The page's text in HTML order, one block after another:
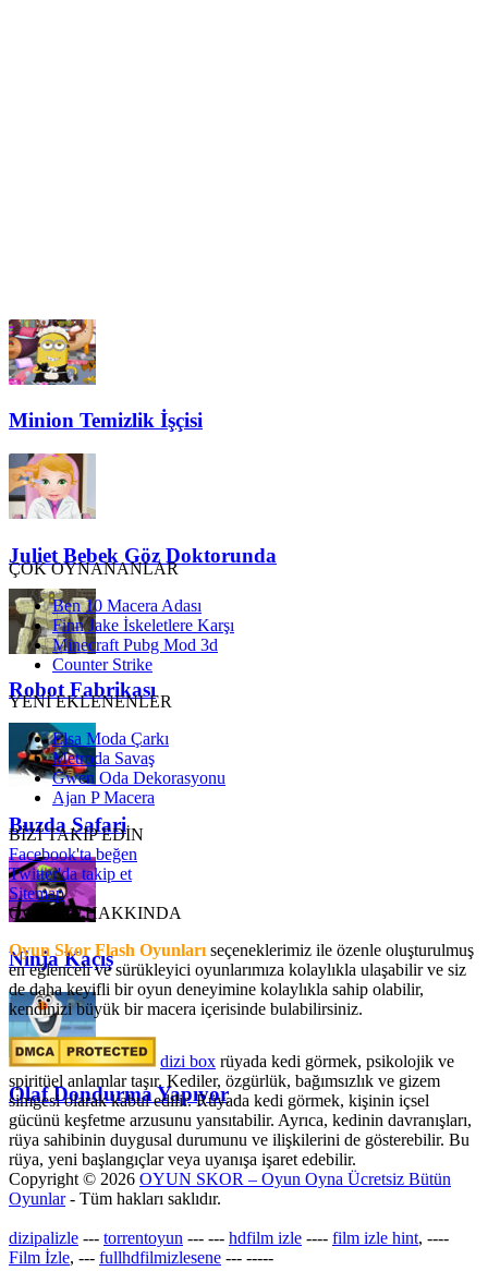
Minion Temizlik İşçisi
Juliet Bebek Göz Doktorunda
Robot Fabrikası
Buzda Safari
Ninja Kaçış
Olaf Dondurma Yapıyor
ÇOK OYNANANLAR
Ben 10 Macera Adası
Finn Jake İskeletlere Karşı
Minecraft Pubg Mod 3d
Counter Strike
YENİ EKLENENLER
Elsa Moda Çarkı
Metroda Savaş
Gwen Oda Dekorasyonu
Ajan P Macera
BİZİ TAKİP EDİN
Facebook'ta beğen
Twitter'da takip et
Sitemap
OyunSkor HAKKINDA
Oyun Skor Flash Oyunları seçeneklerimiz ile özenle oluşturulmuş
en eğlenceli ve sürükleyici oyunlarımıza kolaylıkla ulaşabilir ve siz
de daha keyifli bir oyun deneyimine kolaylıkla sahip olabilir,
kendinizi büyük bir macera içerisinde bulabilirsiniz.
dizi box rüyada kedi görmek​, psikolojik ve
spiritüel anlamlar taşır. Kediler, özgürlük, bağımsızlık ve gizem
simgesi olarak kabul edilir. Rüyada kedi görmek, kişinin içsel
gücünü keşfetme arzusunu yansıtabilir. Ayrıca, kedinin davranışları,
rüya sahibinin duygusal durumunu ve ilişkilerini de gösterebilir. Bu
rüya, yeni başlangıçlar veya uyanışa işaret edebilir.
Copyright © 2026 OYUN SKOR – Oyun Oyna Ücretsiz Bütün
Oyunlar- Tüm hakları saklıdır.
dizipalizle --- torrentoyun --- --- hdfilm izle ---- film izle hint, ----
Film İzle, --- fullhdfilmizlesene --- -----